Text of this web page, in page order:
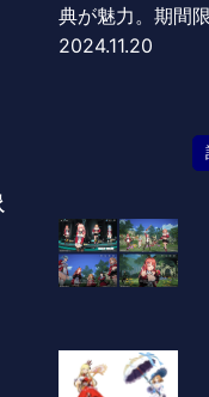
典が魅力。期間
2024.11.20